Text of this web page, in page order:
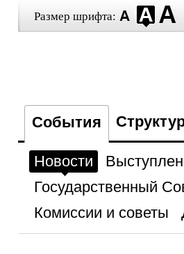
Размер шрифта:
События
Новости
Государственный
Комиссии и советы